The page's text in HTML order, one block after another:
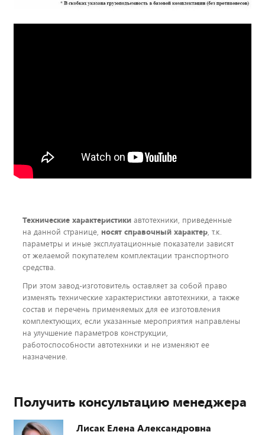
Технические характеристики автотехники, приведенные
на данной странице, носят справочный характер, т.к.
параметры и иные эксплуатационные показатели зависят
от желаемой покупателем комплектации транспортного
средства.
При этом завод-изготовитель оставляет за собой право
изменять технические характеристики автотехники, а также
состав и перечень применяемых для ее изготовления
комплектующих, если указанные мероприятия направлены
на улучшение параметров конструкции,
работоспособности автотехники и не изменяют ее
назначение.
Получить консультацию менеджера
Лисак Елена Александровна